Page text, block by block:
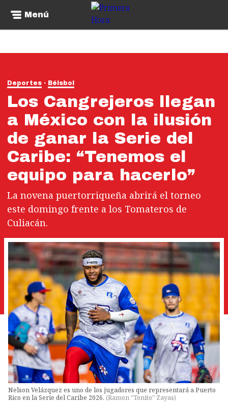
Menú
Deportes Béisbol
Los Cangrejeros llegan
a México con la ilusión
de ganar la Serie del
Caribe: “Tenemos el
equipo para hacerlo”
La novena puertorriqueña abrirá el torneo
este domingo frente a los Tomateros de
Culiacán.
Nelson Velázquez es uno de los jugadores que representará a Puerto
Rico en la Serie del Caribe 2026. (Ramon "Tonito" Zayas)